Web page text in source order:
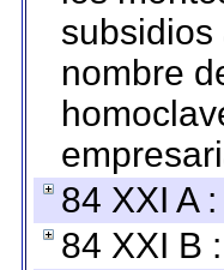
subsidios
nombre
84 XXI A
84 XXI B